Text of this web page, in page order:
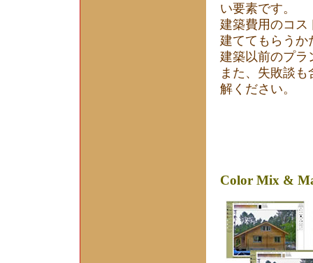
い要素です。
建築費用のコス
建ててもらうか
建築以前のプラ
また、失敗談
解ください。
Color Mix &